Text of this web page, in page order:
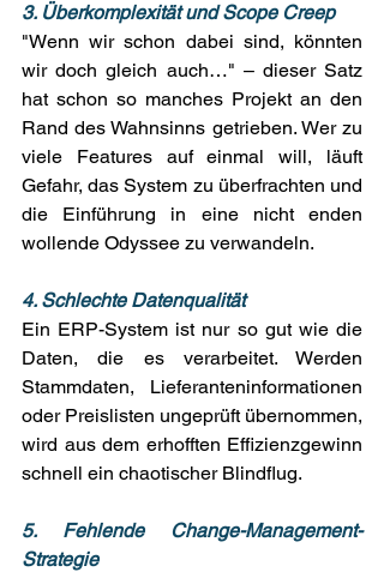
3. Überkomplexität und Scope Creep
"Wenn wir schon dabei sind, könnten
wir doch gleich auch…" – dieser Satz
hat schon so manches Projekt an den
Rand des Wahnsinns getrieben. Wer zu
viele Features auf einmal will, läuft
Gefahr, das System zu überfrachten und
die Einführung in eine nicht enden
wollende Odyssee zu verwandeln.
4. Schlechte Datenqualität
Ein ERP-System ist nur so gut wie die
Daten, die es verarbeitet. Werden
Stammdaten, Lieferanteninformationen
oder Preislisten ungeprüft übernommen,
wird aus dem erhofften Effizienzgewinn
schnell ein chaotischer Blindflug.
5. Fehlende Change-Management-
Strategie